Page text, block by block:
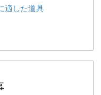
適した道具